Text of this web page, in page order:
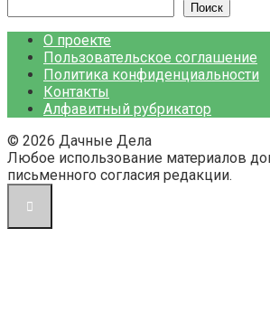
Поиск
О проекте
Пользовательское соглашение
Политика конфиденциальности
Контакты
Алфавитный рубрикатор
© 2026 Дачные Дела
Любое использование материалов
письменного согласия редакции.